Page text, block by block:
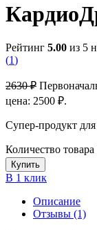
Рейтинг 5.00 из 5
(1)
2630₽
цена: 2500 ₽.
Супер-продукт для
Количество
Купить
В 1 клик
Описание
Отзывы (1)